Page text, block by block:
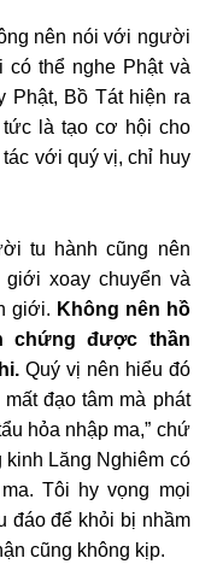
nên nói với người
có thể nghe Phật và
Phật, Bồ Tát hiện ra
là tạo cơ hội cho
với quý vị, chỉ huy
tu hành cũng nên
xoay chuyển và
giới. Không nên hồ
chứng được thần
Quý vị nên hiểu đó
đạo tâm mà phát
hỏa nhập ma,” chứ
kinh Lăng Nghiêm có
Tôi hy vọng mọi
đáo để khỏi bị nhầm
cũng không kịp.